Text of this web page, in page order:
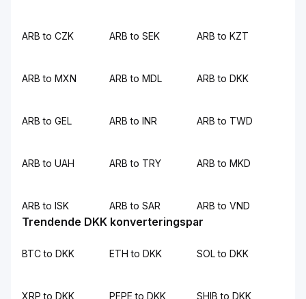
ARB to CZK ARB to SEK ARB to KZT
ARB to MXN ARB to MDL ARB to DKK
ARB to GEL ARB to INR ARB to TWD
ARB to UAH ARB to TRY ARB to MKD
ARB to ISK ARB to SAR ARB to VND
Trendende DKK konverteringspar
BTC to DKK ETH to DKK SOL to DKK
XRP to DKK PEPE to DKK SHIB to DKK